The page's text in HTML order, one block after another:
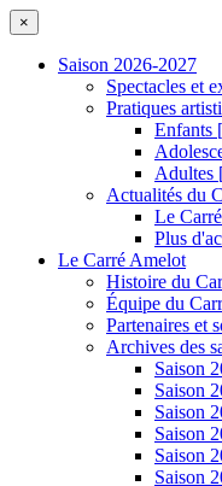
×
Saison 2026-2027
Spectacles et
Pratiques
Enfants
Adultes
Actualités du
Le
Plus
Le Carré Amelot
Histoire du
Équipe du
Partenaires et
Archives des
Saison
Saison
Saison
Saison
Saison
Saison